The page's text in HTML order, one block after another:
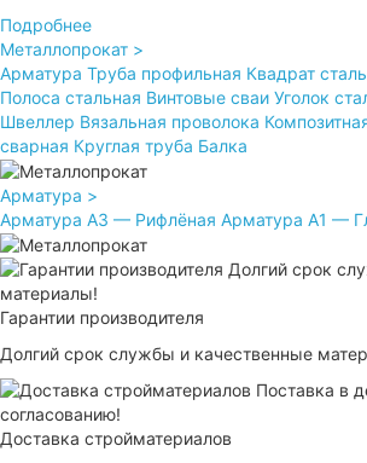
Подробнее
Металлопрокат >
Арматура Труба профильная Квадрат
Полоса стальная Винтовые сваи Уголок
Швеллер Вязальная проволока
сварная Круглая труба Балка
Арматура >
Арматура А3 — Рифлёная Арматура А1 —
Гарантии производителя
Долгий срок службы и качественные
Доставка стройматериалов